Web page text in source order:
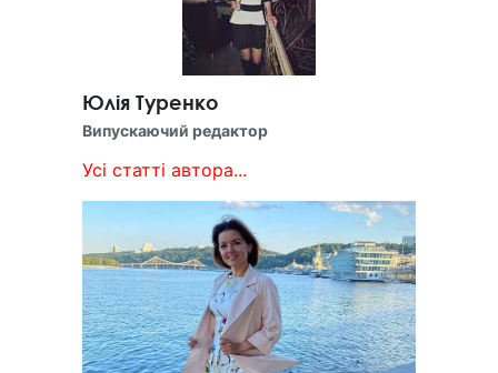
Юлія Туренко
Випускаючий редактор
Усі статті автора...